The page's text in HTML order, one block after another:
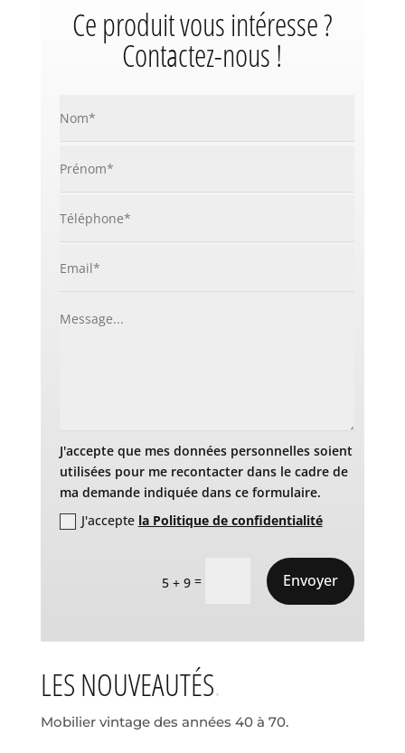
Ce produit vous intéresse ?
Contactez-nous !
J'accepte que mes données personnelles soient
utilisées pour me recontacter dans le cadre de
ma demande indiquée dans ce formulaire.
J'accepte la Politique de confidentialité
5 + 9 = Envoyer
LES NOUVEAUTÉS
Mobilier vintage des années 40 à 70.